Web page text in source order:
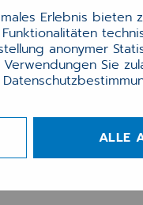
Erlebnis bieten
anonymer
Sie
ALLE